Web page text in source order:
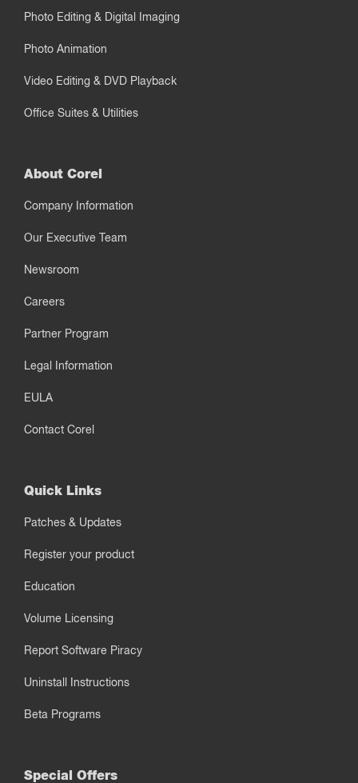
Photo Editing & Digital Imaging
Photo Animation
Video Editing & DVD Playback
Office Suites & Utilities
About Corel
Company Information
Our Executive Team
Newsroom
Careers
Partner Program
Legal Information
EULA
Contact Corel
Quick Links
Patches & Updates
Register your product
Education
Volume Licensing
Report Software Piracy
Uninstall Instructions
Beta Programs
Special Offers